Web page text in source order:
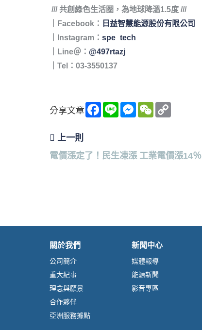
/// 共創綠色生活圈，為地球降溫1.5度 ///
｜Facebook： 日益智慧能源股份有限公司
Instagram： spe_tech
｜Line＠： @497rtazj
｜Tel：03-3550137
分享文章
F
a
o
k
L
M
g
e
W
n
k
上一則
電價漲定了！民生凍漲 工業電價漲14％
關於我們
公司簡介
重大紀事
理念與願景
合作夥伴
亞洲服務據點
新聞中心
媒體報導
能源新聞
影音專區